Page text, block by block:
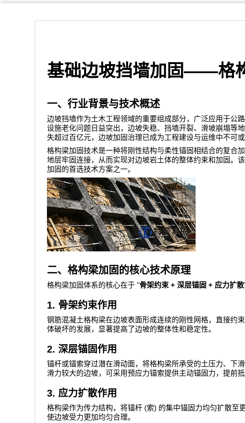
基础边坡挡墙加固——格
一、行业背景与技术概述
边坡挡墙作为土木工程领域的重要组成部分，广泛应用于公
设施老化问题日益突出，边坡失稳、挡墙开裂、滑坡崩塌等
失超过百亿元，边坡加固治理已成为工程建设与运维中不可或
格构梁加固技术是一种将刚性结构与柔性锚固相结合的复合
地层牢固连接，从而实现对边坡岩土体的整体约束和加固。
加固的首选技术方案之一。
二、格构梁加固的核心技术原理
格构梁加固体系的核心在于 "骨架约束 + 深层锚固 + 应力扩散
1. 骨架约束作用
钢筋混凝土格构梁在边坡表面形成连续的刚性网格，直接约
体破坏的发展，显著提高了边坡的整体性和稳定性。
2. 深层锚固作用
锚杆或锚索穿过潜在滑动面，将格构梁所承受的土压力、下
滑力较大的边坡，可采用预应力锚索提供主动锚固力，提前
3. 应力扩散作用
格构梁作为传力结构，将锚杆 (索) 的集中锚固力均匀扩散至
使边坡受力更加均匀合理。